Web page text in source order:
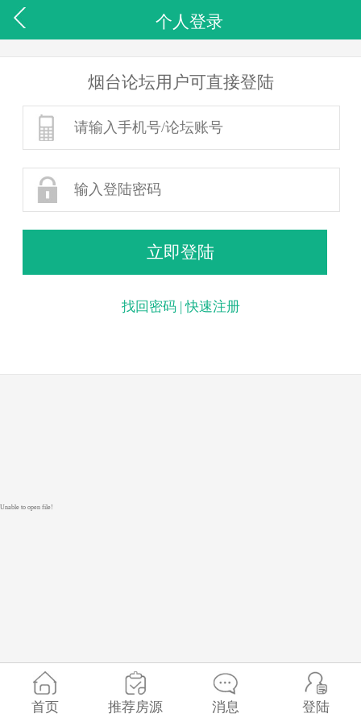
个人登录
烟台论坛用户可直接登陆
找回密码|快速注册
首页 推荐房源 消息 登陆
Unable to open file!